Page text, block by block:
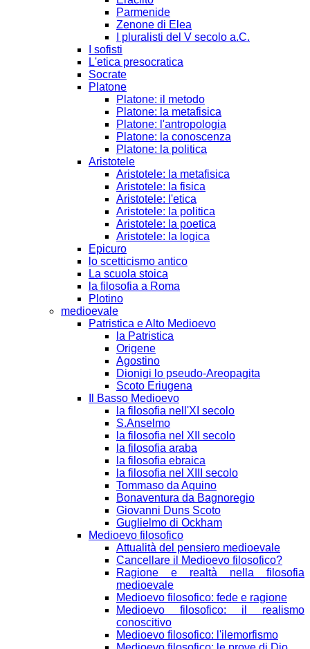
Parmenide
Zenone di Elea
I pluralisti del V secolo a.C.
I sofisti
L'etica presocratica
Socrate
Platone
Platone: il metodo
Platone: la metafisica
Platone: l'antropologia
Platone: la conoscenza
Platone: la politica
Aristotele
Aristotele: la metafisica
Aristotele: la fisica
Aristotele: l'etica
Aristotele: la politica
Aristotele: la poetica
Aristotele: la logica
Epicuro
lo scetticismo antico
La scuola stoica
la filosofia a Roma
Plotino
medioevale
Patristica e Alto Medioevo
la Patristica
Origene
Agostino
Dionigi lo pseudo-Areopagita
Scoto Eriugena
Il Basso Medioevo
la filosofia nell'XI secolo
S.Anselmo
la filosofia nel XII secolo
la filosofia araba
la filosofia ebraica
la filosofia nel XIII secolo
Tommaso da Aquino
Bonaventura da Bagnoregio
Giovanni Duns Scoto
Guglielmo di Ockham
Medioevo filosofico
Attualità del pensiero medioevale
Cancellare il Medioevo filosofico?
Ragione e realtà nella filosofia
medioevale
Medioevo filosofico: fede e ragione
Medioevo filosofico: il realismo
conoscitivo
Medioevo filosofico: l'ilemorfismo